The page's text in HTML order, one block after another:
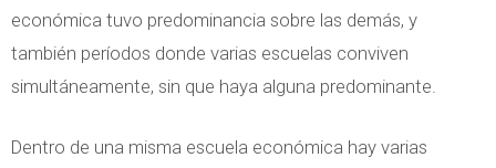
económica tuvo predominancia sobre las demás, y
también períodos donde varias escuelas conviven
simultáneamente, sin que haya alguna predominante.
Dentro de una misma escuela económica hay varias